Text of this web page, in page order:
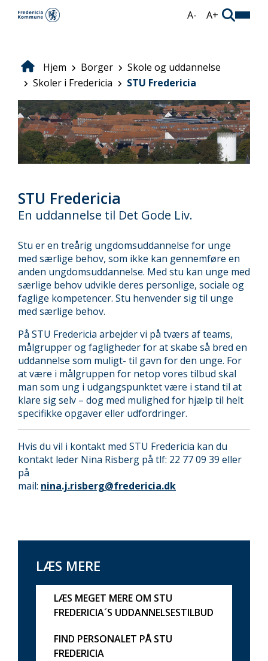
A- A+
Brødkrumme
Hjem Borger
Skole og uddannelse
Skoler i Fredericia
STU Fredericia
STU Fredericia
En uddannelse til Det Gode Liv.
Stu er en treårig ungdomsuddannelse for unge
med særlige behov, som ikke kan gennemføre en
anden ungdomsuddannelse. Med stu kan unge med
særlige behov udvikle deres personlige, sociale og
faglige kompetencer. Stu henvender sig til unge
med særlige behov.
På STU Fredericia arbejder vi på tværs af teams,
målgrupper og fagligheder for at skabe så bred en
uddannelse som muligt- til gavn for den unge. For
at være i målgruppen for netop vores tilbud skal
man som ung i udgangspunktet være i stand til at
klare sig selv – dog med mulighed for hjælp til helt
specifikke opgaver eller udfordringer.
Hvis du vil i kontakt med STU Fredericia kan du
kontakt leder Nina Risberg på tlf: 22 77 09 39 eller
på
mail: nina.j.risberg@fredericia.dk
LÆS MERE
LÆS MEGET MERE OM STU
FREDERICIA´S UDDANNELSESTILBUD
FIND PERSONALET PÅ STU
FREDERICIA